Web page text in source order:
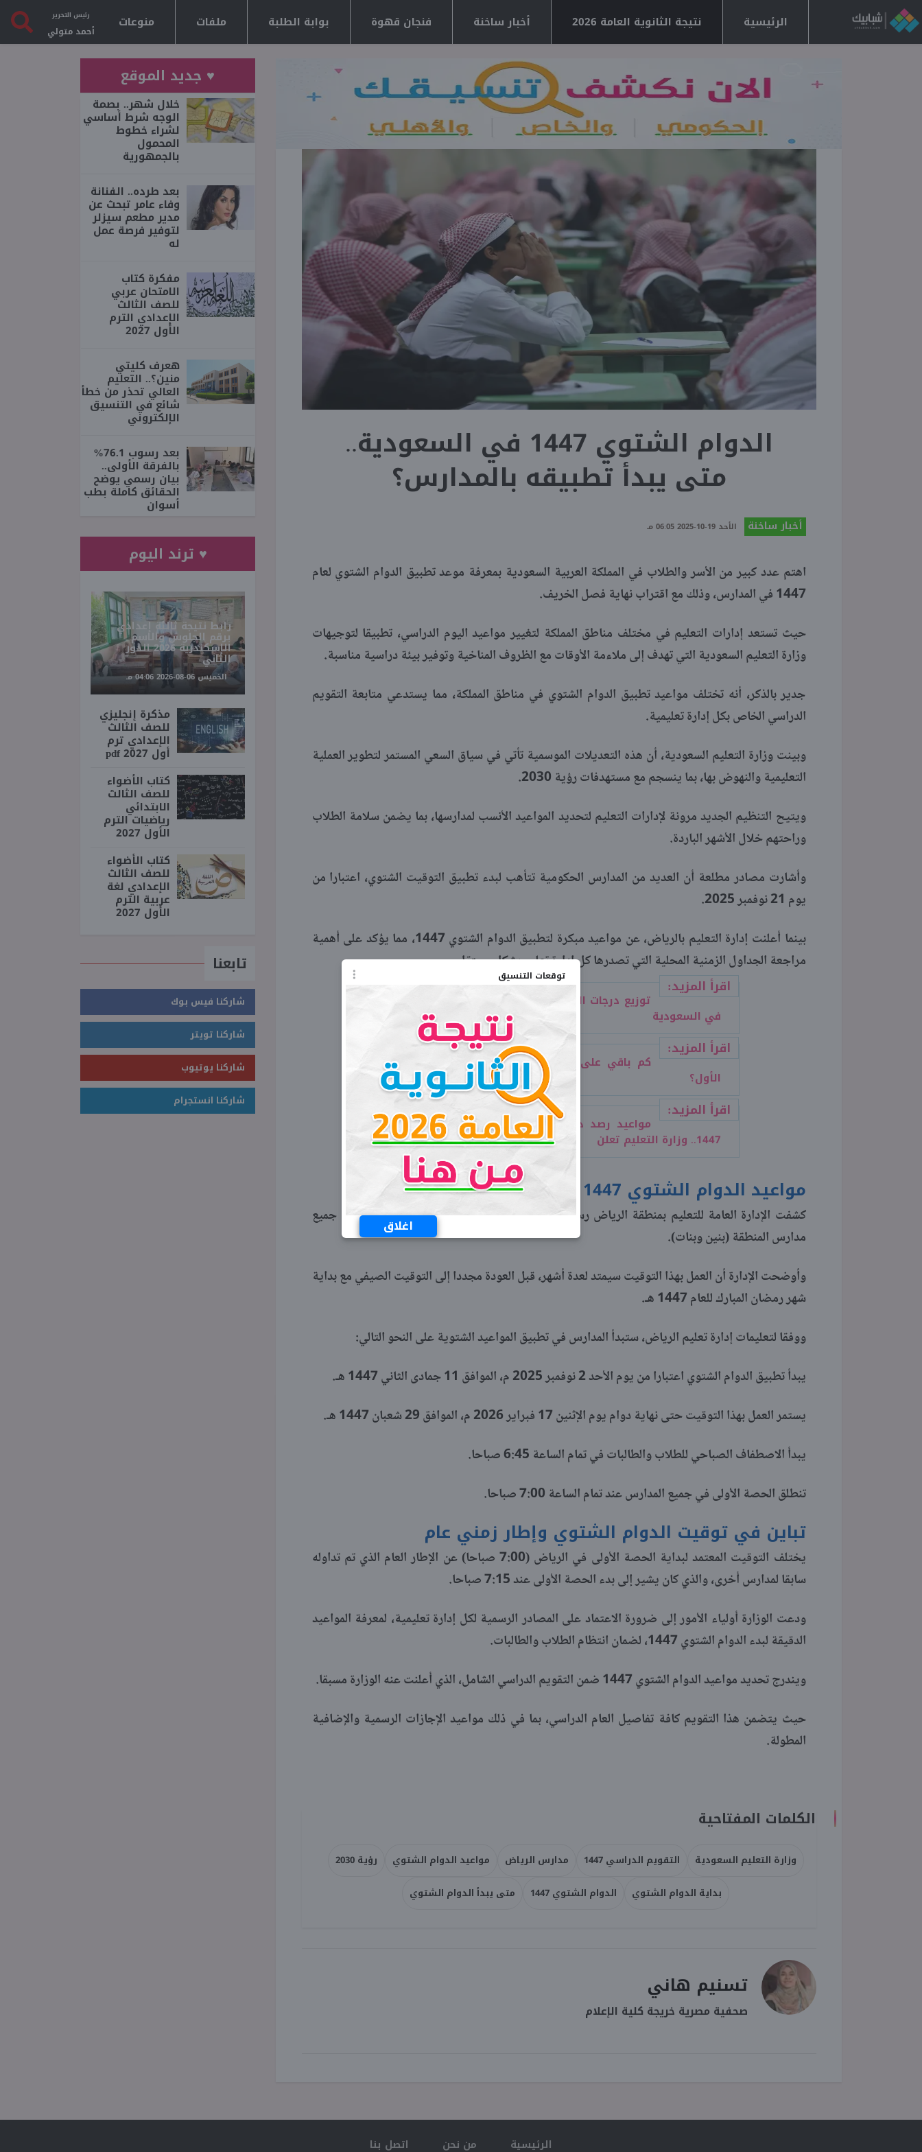
توقعات التنسيق
اغلاق
الرئيسية نتيجة الثانوية العامة 2026 أخبار ساخنة فنجان قهوة بوابة الطلبة ملفات منوعات رئيس التحرير
أحمد متولي
الدوام الشتوي 1447 في السعودية..
متى يبدأ تطبيقه بالمدارس؟
أخبار ساخنة الأحد 19-10-2025 06:05 مـ
اهتم عدد كبير من الأسر والطلاب في المملكة العربية السعودية بمعرفة موعد تطبيق الدوام الشتوي لعام
1447 في المدارس، وذلك مع اقتراب نهاية فصل الخريف.
حيث تستعد إدارات التعليم في مختلف مناطق المملكة لتغيير مواعيد اليوم الدراسي، تطبيقا لتوجيهات
وزارة التعليم السعودية التي تهدف إلى ملاءمة الأوقات مع الظروف المناخية وتوفير بيئة دراسية مناسبة.
جدير بالذكر، أنه تختلف مواعيد تطبيق الدوام الشتوي في مناطق المملكة، مما يستدعي متابعة التقويم
الدراسي الخاص بكل إدارة تعليمية.
وبينت وزارة التعليم السعودية، أن هذه التعديلات الموسمية تأتي في سياق السعي المستمر لتطوير العملية
التعليمية والنهوض بها، بما ينسجم مع مستهدفات رؤية 2030.
ويتيح التنظيم الجديد مرونة لإدارات التعليم لتحديد المواعيد الأنسب لمدارسها، بما يضمن سلامة الطلاب
وراحتهم خلال الأشهر الباردة.
وأشارت مصادر مطلعة أن العديد من المدارس الحكومية تتأهب لبدء تطبيق التوقيت الشتوي، اعتبارا من
يوم 21 نوفمبر 2025.
بينما أعلنت إدارة التعليم بالرياض، عن مواعيد مبكرة لتطبيق الدوام الشتوي 1447، مما يؤكد على أهمية
مراجعة الجداول الزمنية المحلية التي تصدرها كل إدارة تعليم بشكل مستقل.
اقرأ المزيد:
في السعودية
اقرأ المزيد:
الأول؟
اقرأ المزيد:
مواعيد رصد درجات أعمال السنة للفصل الأول
1447.. وزارة التعليم تعلن
مواعيد الدوام الشتوي 1447 في الرياض
كشفت الإدارة العامة للتعليم بمنطقة الرياض رسميا عن تفاصيل تطبيق الدوام الشتوي 1447، في جميع
مدارس المنطقة (بنين وبنات).
وأوضحت الإدارة أن العمل بهذا التوقيت سيمتد لعدة أشهر، قبل العودة مجددا إلى التوقيت الصيفي مع بداية
شهر رمضان المبارك للعام 1447 هـ.
ووفقا لتعليمات إدارة تعليم الرياض، ستبدأ المدارس في تطبيق المواعيد الشتوية على النحو التالي:
يبدأ تطبيق الدوام الشتوي اعتبارا من يوم الأحد 2 نوفمبر 2025 م، الموافق 11 جمادى الثاني 1447 هـ.
يستمر العمل بهذا التوقيت حتى نهاية دوام يوم الإثنين 17 فبراير 2026 م، الموافق 29 شعبان 1447 هـ.
يبدأ الاصطفاف الصباحي للطلاب والطالبات في تمام الساعة 6:45 صباحا.
تنطلق الحصة الأولى في جميع المدارس عند تمام الساعة 7:00 صباحا.
تباين في توقيت الدوام الشتوي وإطار زمني عام
يختلف التوقيت المعتمد لبداية الحصة الأولى في الرياض (7:00 صباحا) عن الإطار العام الذي تم تداوله
سابقا لمدارس أخرى، والذي كان يشير إلى بدء الحصة الأولى عند 7:15 صباحا.
ودعت الوزارة أولياء الأمور إلى ضرورة الاعتماد على المصادر الرسمية لكل إدارة تعليمية، لمعرفة المواعيد
الدقيقة لبدء الدوام الشتوي 1447، لضمان انتظام الطلاب والطالبات.
ويندرج تحديد مواعيد الدوام الشتوي 1447 ضمن التقويم الدراسي الشامل، الذي أعلنت عنه الوزارة مسبقا.
حيث يتضمن هذا التقويم كافة تفاصيل العام الدراسي، بما في ذلك مواعيد الإجازات الرسمية والإضافية
المطولة.
الكلمات المفتاحية
وزارة التعليم السعودية التقويم الدراسي 1447 مدارس الرياض مواعيد الدوام الشتوي
رؤية 2030
بداية الدوام الشتوي
الدوام الشتوي 1447 متى يبدأ الدوام الشتوي
تسنيم هاني
صحفية مصرية خريجة كلية الإعلام
♥ جديد الموقع
خلال شهر.. بصمة
الوجه شرط أساسي
لشراء خطوط
المحمول
بالجمهورية
بعد طرده.. الفنانة
وفاء عامر تبحث عن
مدير مطعم سيزلر
لتوفير فرصة عمل
له
مفكرة كتاب
الامتحان عربي
للصف الثالث
الإعدادي الترم
الأول 2027
هعرف كليتي
منين؟.. التعليم
العالي تحذر من خطأ
شائع في التنسيق
الإلكتروني
بعد رسوب 76.1%
بالفرقة الأولى..
بيان رسمي يوضح
الحقائق كاملة بطب
أسوان
♥ ترند اليوم
رابط نتيجة ثالثة إعدادي
برقم الجلوس والاسم
الإسكندرية 2026 الدور
الثاني
الخميس 06-08-2026 04:06 مـ
مذكرة إنجليزي
للصف الثالث
الإعدادي ترم
أول 2027 pdf
كتاب الأضواء
للصف الثالث
الابتدائي
رياضيات الترم
الأول 2027
كتاب الأضواء
للصف الثالث
الإعدادي لغة
عربية الترم
الأول 2027
تابعنا
شاركنا فيس بوك
شاركنا تويتر
شاركنا يوتيوب
شاركنا انستجرام
الرئيسية من نحن اتصل بنا